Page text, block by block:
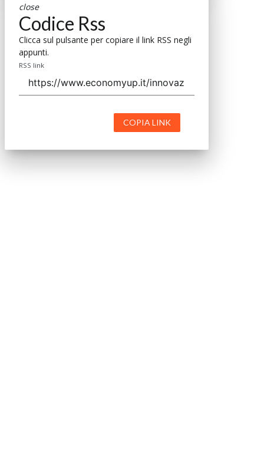
close
Codice Rss
Clicca sul pulsante per copiare il link RSS negli
appunti.
RSS link
COPIA LINK